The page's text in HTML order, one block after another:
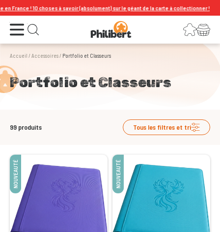
à savoir (absolument) sur le géant de la carte à collectionner !
Ouvrir le menu Ouvrir la recherche Connexion
Votre panier
Accueil /Accessoires/ Portfolio et Classeurs
Portfolio et Classeurs
99 produits Tous les filtres et tri
NOUVEAUTÉ NOUVEAUTÉ